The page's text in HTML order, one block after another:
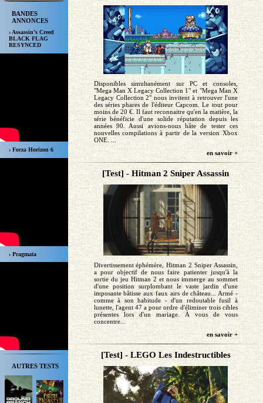
BANDES
ANNONCES
› Assassin’s Creed
BLACK FLAG
RESYNCED
› Forza Horizon 6
› Pragmata
AUTRES TESTS
Disponibles simultanément sur PC et consoles,
"Mega Man X Legacy Collection 1" et "Mega Man X
Legacy Collection 2" nous invitent à retrouver l'une
des séries phares de l'éditeur Capcom. Le tout pour
moins de 20 €. Il faut reconnaitre qu'en la matière, la
série bénéficie d'une solide réputation depuis les
années 90. Aussi avions-nous hâte de tester ces
nouvelles compilations à partir de la version Xbox
ONE. ...
en savoir +
[Test] - Hitman 2 Sniper Assassin
Divertissement éphémère, Hitman 2 Sniper Assassin,
a pour objectif de nous faire patienter jusqu'à la
sortie du jeu Hitman 2 et nous immerge au sommet
d'une position surplombant le vaste jardin d'une
imposante bâtisse aux faux airs de château... Armé -
comme à son habitude - d'un redoutable fusil à
lunette, l'agent 47 a pour ordre d'éliminer trois cibles
présentes lors d'un mariage. À vous de vous
concentre...
en savoir +
[Test] - LEGO Les Indestructibles